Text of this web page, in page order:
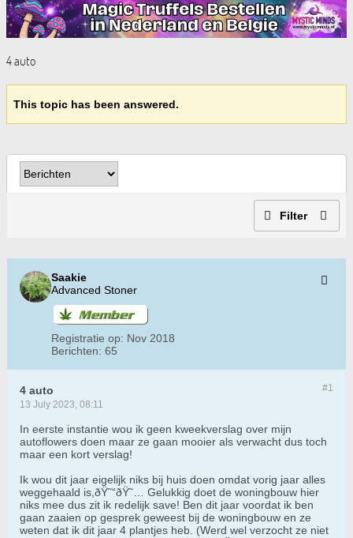
4 auto
This topic has been answered.
Filter
Saakie
Advanced Stoner
Registratie op: Nov 2018
Berichten: 65
#1
4 auto
13 July 2023, 08:11
In eerste instantie wou ik geen kweekverslag over mijn
autoflowers doen maar ze gaan mooier als verwacht dus toch
maar een kort verslag!
Ik wou dit jaar eigelijk niks bij huis doen omdat vorig jaar alles
weggehaald is,ðŸ˜“ðŸ˜… Gelukkig doet de woningbouw hier
niks mee dus zit ik redelijk save! Ben dit jaar voordat ik ben
gaan zaaien op gesprek geweest bij de woningbouw en ze
weten dat ik dit jaar 4 plantjes heb. (Werd wel verzocht ze niet